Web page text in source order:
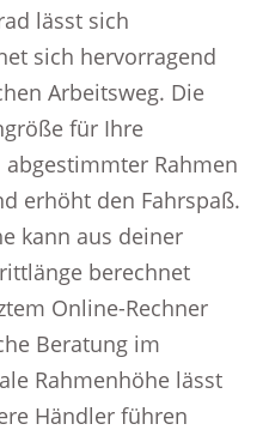
lässt sich
sich hervorragend
Arbeitsweg. Die
für Ihre
Rahmen
erhöht den Fahrspaß.
kann aus deiner
berechnet
Online-Rechner
Beratung im
Rahmenhöhe lässt
Händler führen